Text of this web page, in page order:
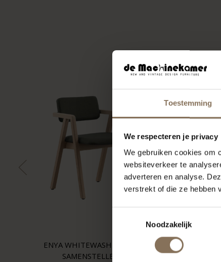
Toestemming
We respecteren je privacy
We gebruiken cookies om
websiteverkeer te
adverteren en analyse.
verstrekt of die ze hebben
Noodzakelijk
ENYA WHITEWASH | ZELF
SAMENSTELLEN